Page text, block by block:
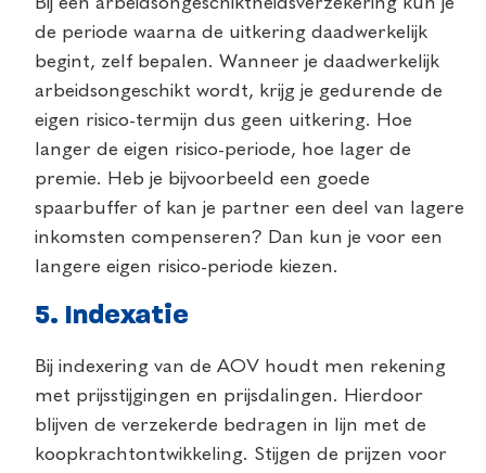
de periode waarna de uitkering daadwerkelijk
begint, zelf bepalen. Wanneer je daadwerkelijk
arbeidsongeschikt wordt, krijg je gedurende de
eigen risico-termijn dus geen uitkering. Hoe
langer de eigen risico-periode, hoe lager de
premie. Heb je bijvoorbeeld een goede
spaarbuffer of kan je partner een deel van lagere
inkomsten compenseren? Dan kun je voor een
langere eigen risico-periode kiezen.
5. Indexatie
Bij indexering van de AOV houdt men rekening
met prijsstijgingen en prijsdalingen. Hierdoor
blijven de verzekerde bedragen in lijn met de
koopkrachtontwikkeling. Stijgen de prijzen voor